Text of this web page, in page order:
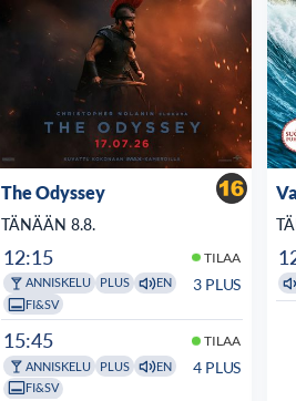
The Odyssey
TÄNÄÄN 8.8.
12:15 TILAA
ANNISKELU PLUS
EN
FI&SV
3 PLUS
15:45 TILAA
ANNISKELU PLUS
EN
FI&SV
4 PLUS